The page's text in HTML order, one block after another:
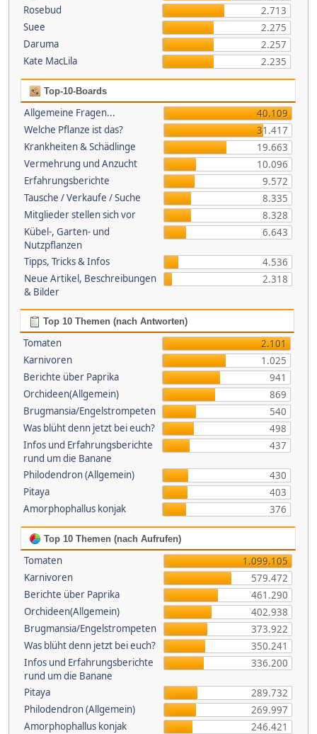
Rosebud
2.713
Suee
2.275
Daruma
2.257
Kate MacLila
2.235
Top-10-Boards
Allgemeine Fragen...
40.109
Welche Pflanze ist das?
31.417
Krankheiten & Schädlinge
19.663
Vermehrung und Anzucht
10.096
Erfahrungsberichte
9.572
Tausche / Verkaufe / Suche
8.335
Mitglieder stellen sich vor
8.328
Kübel-, Garten- und
Nutzpflanzen
6.643
Tipps, Tricks & Infos
4.536
Neue Artikel, Beschreibungen
& Bilder
2.318
Top 10 Themen (nach Antworten)
Tomaten
2.101
Karnivoren
1.025
Berichte über Paprika
941
Orchideen(Allgemein)
869
Brugmansia/Engelstrompeten
540
Was blüht denn jetzt bei euch?
498
Infos und Erfahrungsberichte
rund um die Banane
437
Philodendron (Allgemein)
430
Pitaya
403
Amorphophallus konjak
376
Top 10 Themen (nach Aufrufen)
Tomaten
1.099.105
Karnivoren
579.472
Berichte über Paprika
461.290
Orchideen(Allgemein)
402.938
Brugmansia/Engelstrompeten
373.922
Was blüht denn jetzt bei euch?
350.241
Infos und Erfahrungsberichte
rund um die Banane
336.200
Pitaya
289.732
Philodendron (Allgemein)
269.997
Amorphophallus konjak
246.421